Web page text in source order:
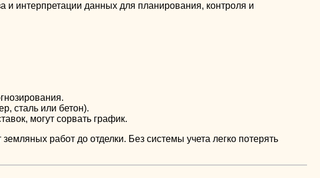
и интерпретации данных для планирования, контроля и
сталь или бетон).
могут сорвать график.
работ до отделки. Без системы учета легко потерять